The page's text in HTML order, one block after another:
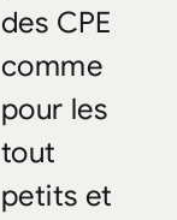
des CPE
comme
pour les
tout
petits et